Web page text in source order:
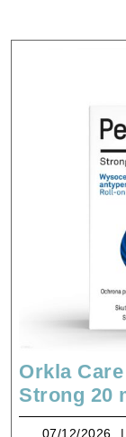
Orkla
Strong 20
07/12/2026